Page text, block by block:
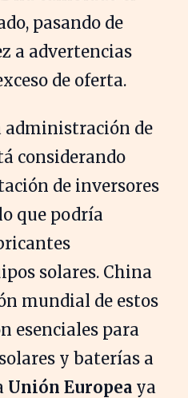
pasando de
a advertencias
de oferta.
administración de
considerando
de inversores
que podría
solares. China
mundial de estos
esenciales para
y baterías a
Unión Europea ya